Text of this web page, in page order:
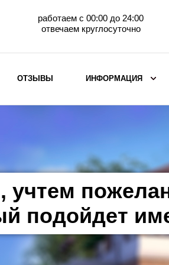
работаем с 00:00 до 24:00
отвечаем круглосуточно
заборы для дачи
с кирпичными столбами
заборы
ограждения
ОТЗЫВЫ ИНФОРМАЦИЯ
учтем
подойдет